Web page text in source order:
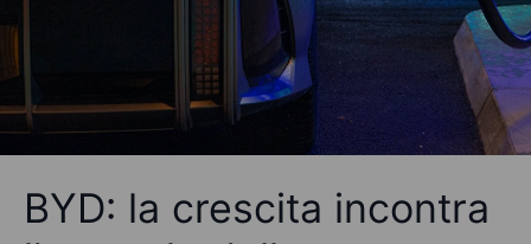
BYD: la crescita incontra